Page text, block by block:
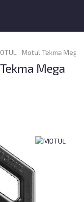
Motul Tekma Mega
Mega